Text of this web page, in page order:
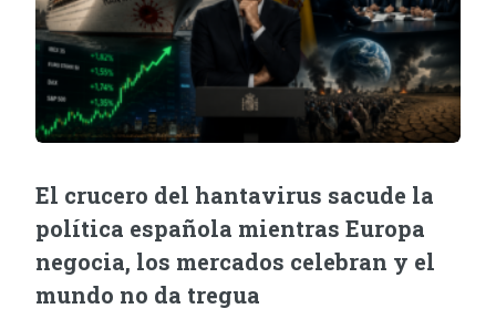
El crucero del hantavirus sacude la
política española mientras Europa
negocia, los mercados celebran y el
mundo no da tregua